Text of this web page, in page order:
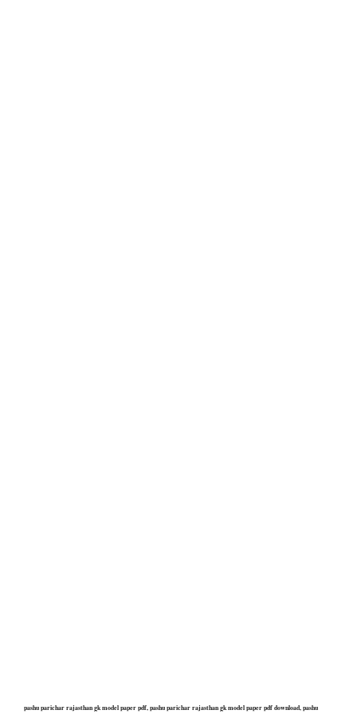
pashu parichar rajasthan gk model paper pdf, pashu parichar rajasthan gk model paper pdf download, pashu